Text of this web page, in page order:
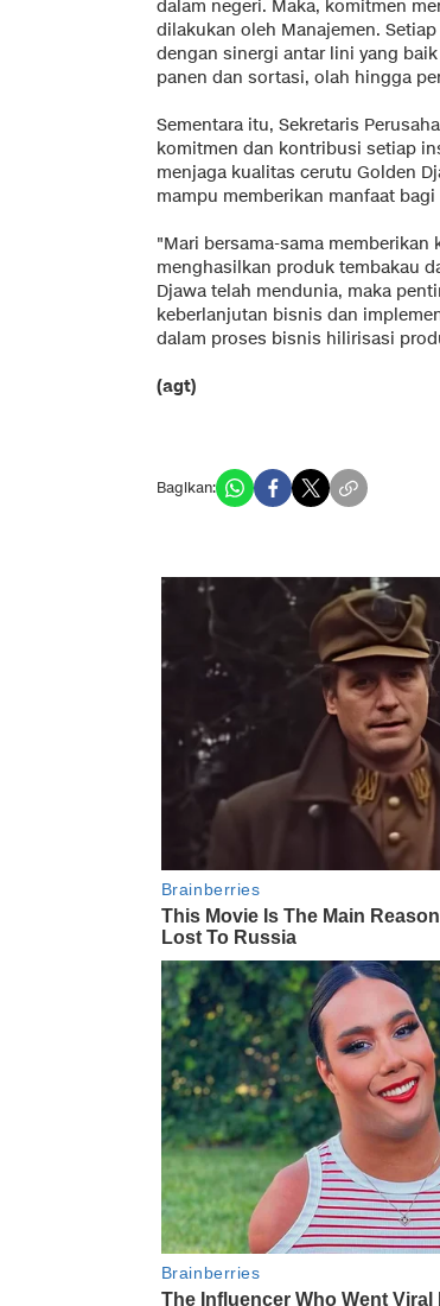
dalam negeri. Maka, komitmen
dilakukan oleh Manajemen.
dengan sinergi antar lini yang
panen dan sortasi, olah hingga
Sementara itu, Sekretaris
komitmen dan kontribusi setiap
menjaga kualitas cerutu Golden
mampu memberikan manfaat
"Mari bersama-sama
menghasilkan produk tembakau
Djawa telah mendunia, maka
keberlanjutan bisnis dan
dalam proses bisnis hilirisasi
(agt)
Bagikan: